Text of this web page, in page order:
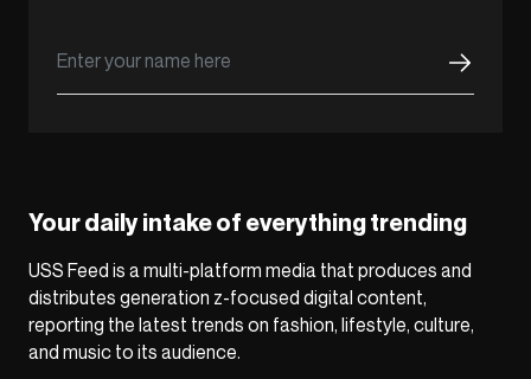
Your daily intake of everything trending
USS Feed is a multi-platform media that produces and
distributes generation z-focused digital content,
reporting the latest trends on fashion, lifestyle, culture,
and music to its audience.